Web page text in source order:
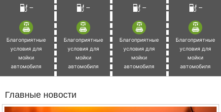
– – – –
Благоприятные
условия для
мойки
автомобиля
Благоприятные
условия для
мойки
автомобиля
Благоприятные
условия для
мойки
автомобиля
Благоприятные
условия для
мойки
автомобиля
Главные новости